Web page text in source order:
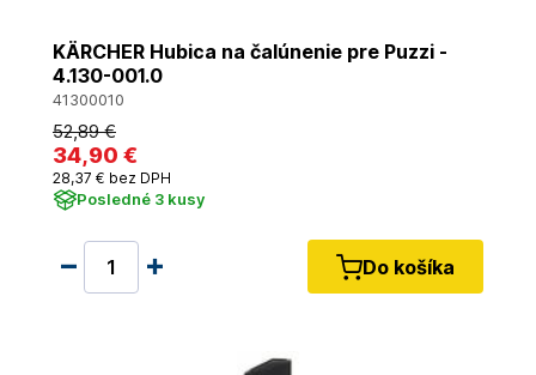
KÄRCHER Hubica na čalúnenie pre Puzzi -
4.130-001.0
41300010
52,89 €
34,90 €
28,37 € bez DPH
Posledné 3 kusy
Do košíka